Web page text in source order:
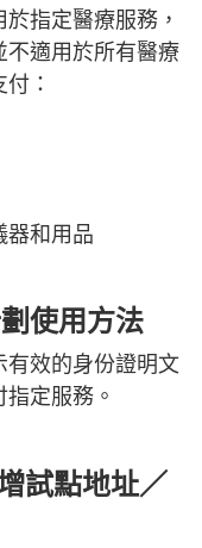
指定醫療服務，
不適用於所有醫療
：
器和用品
使用方法
有效的身份證明文
定服務。
試點地址／